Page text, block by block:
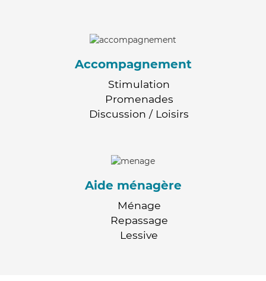
Accompagnement
Stimulation
Promenades
Discussion / Loisirs
Aide ménagère
Ménage
Repassage
Lessive